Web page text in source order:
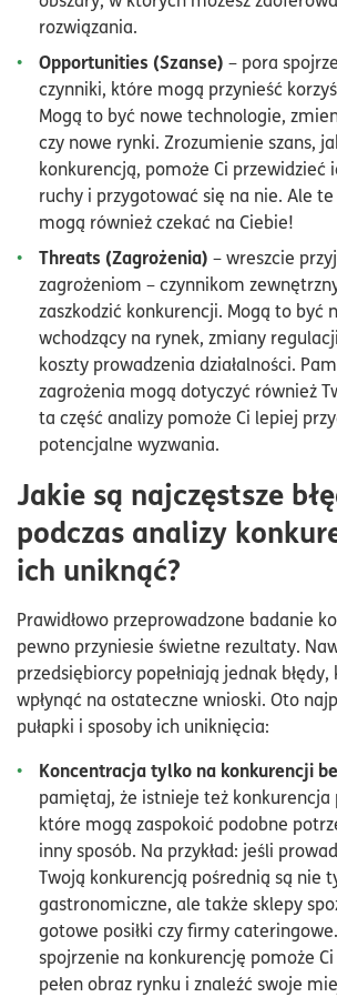
rozwiązania.
Opportunities (Szanse) – pora
czynniki, które mogą przynieść
Mogą to być nowe technologie,
czy nowe rynki. Zrozumienie szans,
konkurencją, pomoże Ci przewidzieć
ruchy i przygotować się na nie. Ale te
mogą również czekać na Ciebie!
Threats (Zagrożenia) – wreszcie
zagrożeniom – czynnikom
zaszkodzić konkurencji. Mogą to być
wchodzący na rynek, zmiany
koszty prowadzenia działalności.
zagrożenia mogą dotyczyć również
ta część analizy pomoże Ci lepiej
potencjalne wyzwania.
Jakie są najczęstsze
podczas analizy
ich uniknąć?
Prawidłowo przeprowadzone badanie
pewno przyniesie świetne rezultaty.
przedsiębiorcy popełniają jednak
wpłynąć na ostateczne wnioski. Oto
pułapki i sposoby ich uniknięcia:
Koncentracja tylko na konkurencji
pamiętaj, że istnieje też konkurencja
które mogą zaspokoić podobne
inny sposób. Na przykład: jeśli
Twoją konkurencją pośrednią są nie
gastronomiczne, ale także sklepy
gotowe posiłki czy firmy
spojrzenie na konkurencję pomoże
pełen obraz rynku i znaleźć swoje